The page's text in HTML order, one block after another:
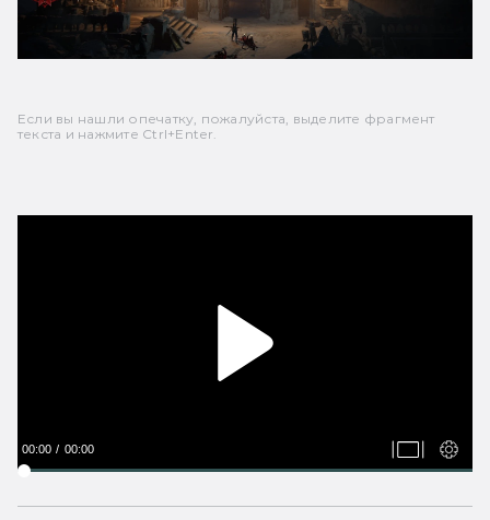
Если вы нашли опечатку, пожалуйста, выделите фрагмент
текста и нажмите Ctrl+Enter.
00:00 00:00